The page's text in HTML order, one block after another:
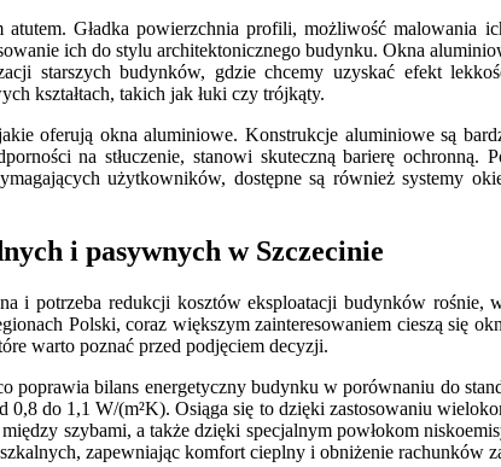
Gładka powierzchnia profili, możliwość
ich do stylu architektonicznego budynku. Okna
starszych budynków, gdzie chcemy uzyskać efekt
kształtach, takich jak łuki czy trójkąty.
oferują okna aluminiowe. Konstrukcje aluminiowe są
na stłuczenie, stanowi skuteczną barierę
użytkowników, dostępne są również systemy
i pasywnych w Szczecinie
i potrzeba redukcji kosztów eksploatacji budynków
Polski, coraz większym zainteresowaniem cieszą się
warto poznać przed podjęciem decyzji.
poprawia bilans energetyczny budynku w porównaniu do
0,8 do 1,1 W/(m²K). Osiąga się to dzięki zastosowaniu
szybami, a także dzięki specjalnym powłokom
zapewniając komfort cieplny i obniżenie rachunków